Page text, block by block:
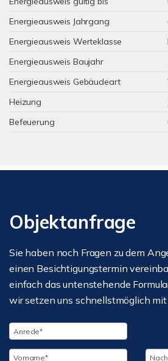
Energieausweis Jahrgang
Energieausweis Werteklasse
Energieausweis Baujahr
Energieausweis Gebäudeart
Heizung
Befeuerung
Objektanfrage
Sie haben noch Fragen zu dem
einen Besichtigungstermin
einfach das untenstehende
wir setzen uns schnellstmöglich